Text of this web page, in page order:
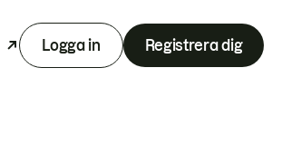
Logga in Registrera dig